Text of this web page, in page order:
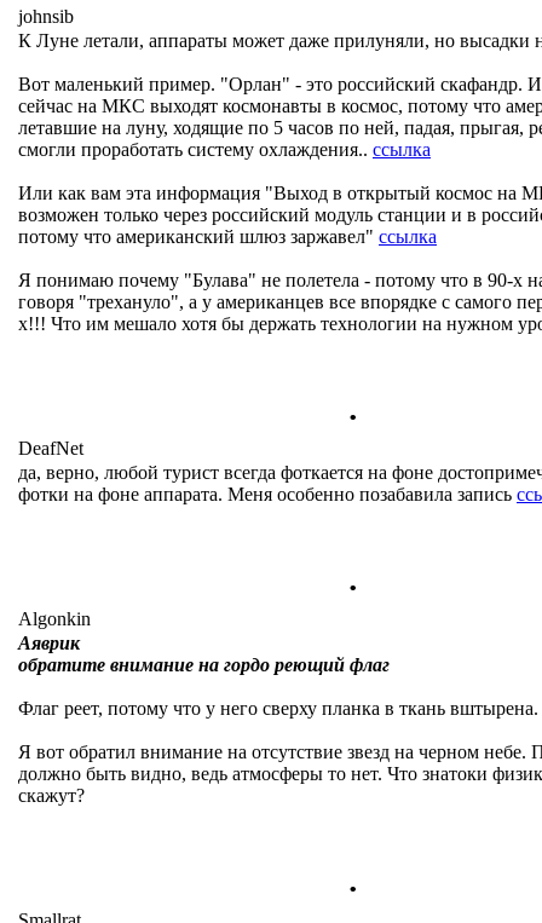
johnsib
К Луне летали, аппараты может даже прилуняли, но высадки
Вот маленький пример. "Орлан" - это российский скафандр.
сейчас на МКС выходят космонавты в космос, потому что
летавшие на луну, ходящие по 5 часов по ней, падая, прыгая,
смогли проработать систему охлаждения.. ссылка
Или как вам эта информация "Выход в открытый космос на
возможен только через российский модуль станции и в
потому что американский шлюз заржавел" ссылка
Я понимаю почему "Булава" не полетела - потому что в 90-х
говоря "трехануло", а у американцев все впорядке с самого
х!!! Что им мешало хотя бы держать технологии на нужном
.
DeafNet
да, верно, любой турист всегда фоткается на фоне
фотки на фоне аппарата. Меня особенно позабавила запись
.
Algonkin
Аяврик
обратите внимание на гордо реющий флаг
Флаг реет, потому что у него сверху планка в ткань вштырена.
Я вот обратил внимание на отсутствие звезд на черном небе.
должно быть видно, ведь атмосферы то нет. Что знатоки
скажут?
.